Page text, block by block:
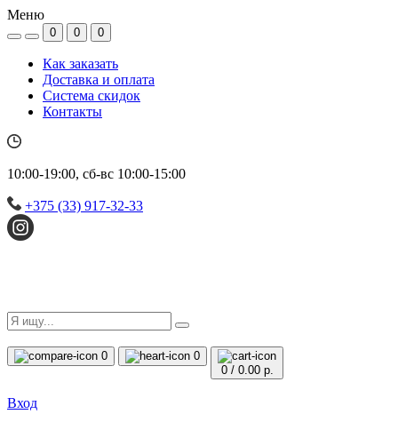
Меню
0 0 0
Как заказать
Доставка и оплата
Система скидок
Контакты
10:00-19:00, сб-вс 10:00-15:00
+375 (33) 917-32-33
0
0
0/ 0.00 р.
Вход